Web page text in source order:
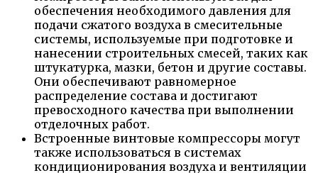
обеспечения необходимого давления для
подачи сжатого воздуха в смесительные
системы, используемые при подготовке и
нанесении строительных смесей, таких как
штукатурка, мазки, бетон и другие составы.
Они обеспечивают равномерное
распределение состава и достигают
превосходного качества при выполнении
отделочных работ.
Встроенные винтовые компрессоры могут
также использоваться в системах
кондиционирования воздуха и вентиляции